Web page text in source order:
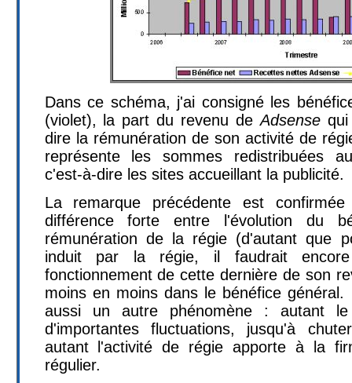
Dans ce schéma, j'ai consigné les
(violet), la part du revenu deAdsense
dire la rémunération de son activité de
représente les sommes redistribuées
c'est-à-dire les sites accueillant la publicité.
La remarque précédente est
différence forte entre l'évolution du
rémunération de la régie (d'autant que
induit par la régie, il faudrait
fonctionnement de cette dernière de son
moins en moins dans le bénéfice
aussi un autre phénomène : autant le
d'importantes fluctuations, jusqu'à
autant l'activité de régie apporte à la
régulier.